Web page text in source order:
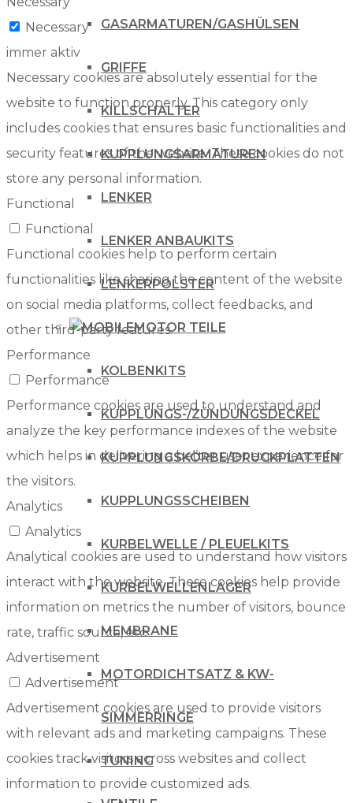
GASARMATUREN/GASHÜLSEN
GRIFFE
KILLSCHALTER
KUPPLUNGSARMATUREN
LENKER
LENKER ANBAUKITS
LENKERPOLSTER
MOTOR TEILE
KOLBENKITS
KUPPLUNGS-/ZÜNDUNGSDECKEL
KUPPLUNGSKÖRBE/DRUCKPLATTEN
KUPPLUNGSSCHEIBEN
KURBELWELLE / PLEUELKITS
KURBELWELLENLAGER
MEMBRANE
MOTORDICHTSATZ & KW-
SIMMERRINGE
TUNING
Necessary
immer aktiv
Necessary cookies are absolutely essential for the
website to function properly. This category only
includes cookies that ensures basic functionalities and
security features of the website. These cookies do not
store any personal information.
Functional
Functional
Functional cookies help to perform certain
functionalities like sharing the content of the website
on social media platforms, collect feedbacks, and
other third-party features.
Performance
Performance
Performance cookies are used to understand and
analyze the key performance indexes of the website
which helps in delivering a better user experience for
the visitors.
Analytics
Analytics
Analytical cookies are used to understand how visitors
interact with the website. These cookies help provide
information on metrics the number of visitors, bounce
rate, traffic source, etc.
Advertisement
Advertisement
Advertisement cookies are used to provide visitors
with relevant ads and marketing campaigns. These
cookies track visitors across websites and collect
information to provide customized ads.